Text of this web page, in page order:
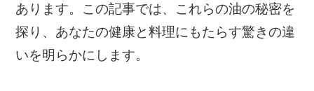
あります。この記事では、これらの油の秘密を
探り、あなたの健康と料理にもたらす驚きの違
いを明らかにします。